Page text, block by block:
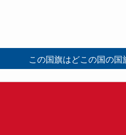
この国旗はどこの国の国